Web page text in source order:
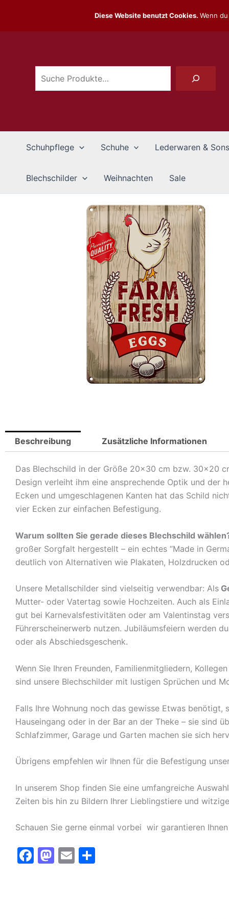
springen Suchen
Schuhpflege Schuhe Lederwaren &
Blechschilder Weihnachten Sale
Beschreibung Zusätzliche Informationen
Das Blechschild in der Größe 20×30 cm bzw. 30×20
Design verleiht ihm eine ansprechende Optik und der
Ecken und umgeschlagenen Kanten hat das Schild
vier Ecken zur einfachen Befestigung.
Warum sollten Sie gerade dieses Blechschild
großer Sorgfalt hergestellt – ein echtes “Made in
deutlich von Alternativen wie Plakaten, Holzdrucken
Unsere Metallschilder sind vielseitig verwendbar: Als
Mutter- oder Vatertag sowie Hochzeiten. Auch als
gut bei Karnevalsfestivitäten oder am Valentinstag
Führerscheinerwerb nutzen. Jubiläumsfeiern werden
oder als Abschiedsgeschenk.
Wenn Sie Ihren Freunden, Familienmitgliedern,
sind unsere Blechschilder mit lustigen Sprüchen und
Falls Ihre Wohnung noch das gewisse Etwas benötigt,
Hauseingang oder in der Bar an der Theke – sie sind
Schlafzimmer, Garage und Garten machen sie sich
Übrigens empfehlen wir Ihnen für die Befestigung
In unserem Shop finden Sie eine umfangreiche
Zeiten bis hin zu Bildern Ihrer Lieblingstiere und
Schauen Sie gerne einmal vorbei  wir garantieren
F
M E
Diese Website benutzt Cookies. Wenn